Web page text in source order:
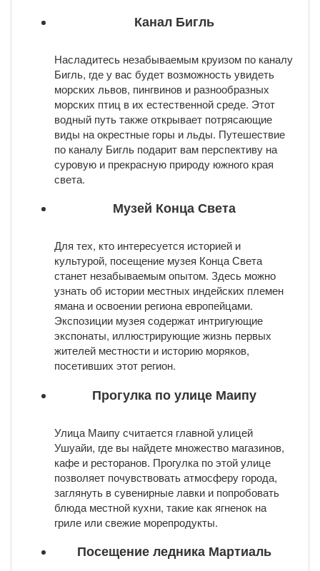
Канал Бигль
Насладитесь незабываемым круизом по каналу
Бигль, где у вас будет возможность увидеть
морских львов, пингвинов и разнообразных
морских птиц в их естественной среде. Этот
водный путь также открывает потрясающие
виды на окрестные горы и льды. Путешествие
по каналу Бигль подарит вам перспективу на
суровую и прекрасную природу южного края
света.
Музей Конца Света
Для тех, кто интересуется историей и
культурой, посещение музея Конца Света
станет незабываемым опытом. Здесь можно
узнать об истории местных индейских племен
ямана и освоении региона европейцами.
Экспозиции музея содержат интригующие
экспонаты, иллюстрирующие жизнь первых
жителей местности и историю моряков,
посетивших этот регион.
Прогулка по улице Маипу
Улица Маипу считается главной улицей
Ушуайи, где вы найдете множество магазинов,
кафе и ресторанов. Прогулка по этой улице
позволяет почувствовать атмосферу города,
заглянуть в сувенирные лавки и попробовать
блюда местной кухни, такие как ягненок на
гриле или свежие морепродукты.
Посещение ледника Мартиаль